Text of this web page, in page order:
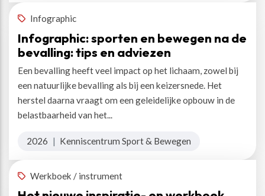
Infographic
Infographic: sporten en bewegen na de
bevalling: tips en adviezen
Een bevalling heeft veel impact op het lichaam, zowel bij
een natuurlijke bevalling als bij een keizersnede. Het
herstel daarna vraagt om een geleidelijke opbouw in de
belastbaarheid van het...
2026 | Kenniscentrum Sport & Bewegen
Werkboek / instrument